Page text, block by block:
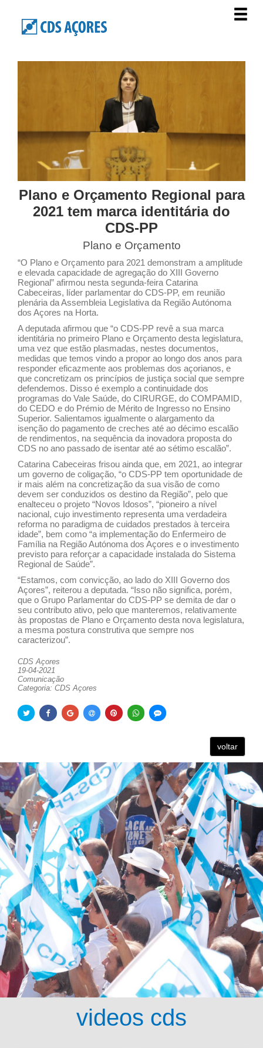
Plano e Orçamento Regional para
2021 tem marca identitária do
CDS-PP
Plano e Orçamento
“O Plano e Orçamento para 2021 demonstram a amplitude
e elevada capacidade de agregação do XIII Governo
Regional” afirmou nesta segunda-feira Catarina
Cabeceiras, líder parlamentar do CDS-PP, em reunião
plenária da Assembleia Legislativa da Região Autónoma
dos Açores na Horta.
A deputada afirmou que “o CDS-PP revê a sua marca
identitária no primeiro Plano e Orçamento desta legislatura,
uma vez que estão plasmadas, nestes documentos,
medidas que temos vindo a propor ao longo dos anos para
responder eficazmente aos problemas dos açorianos, e
que concretizam os princípios de justiça social que sempre
defendemos. Disso é exemplo a continuidade dos
programas do Vale Saúde, do CIRURGE, do COMPAMID,
do CEDO e do Prémio de Mérito de Ingresso no Ensino
Superior. Salientamos igualmente o alargamento da
isenção do pagamento de creches até ao décimo escalão
de rendimentos, na sequência da inovadora proposta do
CDS no ano passado de isentar até ao sétimo escalão”.
Catarina Cabeceiras frisou ainda que, em 2021, ao integrar
um governo de coligação, “o CDS-PP tem oportunidade de
ir mais além na concretização da sua visão de como
devem ser conduzidos os destino da Região”, pelo que
enalteceu o projeto “Novos Idosos”, “pioneiro a nível
nacional, cujo investimento representa uma verdadeira
reforma no paradigma de cuidados prestados à terceira
idade”, bem como “a implementação do Enfermeiro de
Família na Região Autónoma dos Açores e o investimento
previsto para reforçar a capacidade instalada do Sistema
Regional de Saúde”.
“Estamos, com convicção, ao lado do XIII Governo dos
Açores”, reiterou a deputada. “Isso não significa, porém,
que o Grupo Parlamentar do CDS-PP se demita de dar o
seu contributo ativo, pelo que manteremos, relativamente
às propostas de Plano e Orçamento desta nova legislatura,
a mesma postura construtiva que sempre nos
caracterizou”.
CDS Açores
19-04-2021
Comunicação
Categoria: CDS Açores
voltar
videos cds